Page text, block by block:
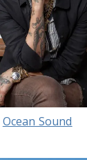
Ocean Sound